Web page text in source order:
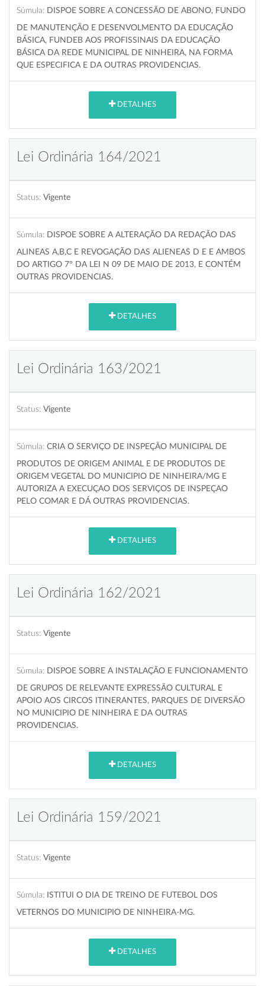
Súmula: DISPOE SOBRE A CONCESSÃO DE ABONO, FUNDO
DE MANUTENÇÃO E DESENVOLMENTO DA EDUCAÇÃO
BÁSICA, FUNDEB AOS PROFISSINAIS DA EDUCAÇÃO
BÁSICA DA REDE MUNICIPAL DE NINHEIRA, NA FORMA
QUE ESPECIFICA E DA OUTRAS PROVIDENCIAS.
DETALHES
Lei Ordinária 164/2021
Status: Vigente
Súmula: DISPOE SOBRE A ALTERAÇÃO DA REDAÇÃO DAS
ALINEAS A,B,C E REVOGAÇÃO DAS ALIENEAS D E E AMBOS
DO ARTIGO 7º DA LEI N 09 DE MAIO DE 2013, E CONTÉM
OUTRAS PROVIDENCIAS.
DETALHES
Lei Ordinária 163/2021
Status: Vigente
Súmula: CRIA O SERVIÇO DE INSPEÇÃO MUNICIPAL DE
PRODUTOS DE ORIGEM ANIMAL E DE PRODUTOS DE
ORIGEM VEGETAL DO MUNICIPIO DE NINHEIRA/MG E
AUTORIZA A EXECUÇAO DOS SERVIÇOS DE INSPEÇAO
PELO COMAR E DÁ OUTRAS PROVIDENCIAS.
DETALHES
Lei Ordinária 162/2021
Status: Vigente
Súmula: DISPOE SOBRE A INSTALAÇÃO E FUNCIONAMENTO
DE GRUPOS DE RELEVANTE EXPRESSÃO CULTURAL E
APOIO AOS CIRCOS ITINERANTES, PARQUES DE DIVERSÃO
NO MUNICIPIO DE NINHEIRA E DA OUTRAS
PROVIDENCIAS.
DETALHES
Lei Ordinária 159/2021
Status: Vigente
Súmula: ISTITUI O DIA DE TREINO DE FUTEBOL DOS
VETERNOS DO MUNICIPIO DE NINHEIRA-MG.
DETALHES